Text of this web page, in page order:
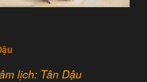
lịch: Tân Dậu